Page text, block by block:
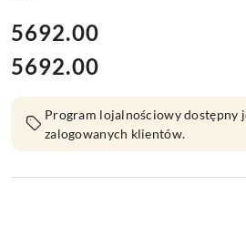
cena:
5692.00
Cena:
5692.00
Program lojalnościowy dostępny
zalogowanych klientów.